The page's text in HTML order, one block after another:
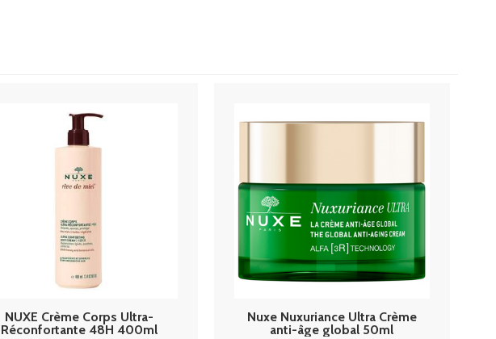
NUXE Crème Corps Ultra-
Réconfortante 48H 400ml
Nuxe Nuxuriance Ultra Crème
anti-âge global 50ml